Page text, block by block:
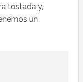
tostada y,
un